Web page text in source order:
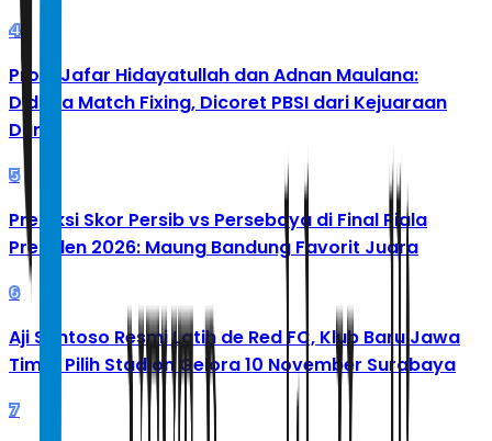
4
Profil Jafar Hidayatullah dan Adnan Maulana:
Diduga Match Fixing, Dicoret PBSI dari Kejuaraan
Dunia
5
Prediksi Skor Persib vs Persebaya di Final Piala
Presiden 2026: Maung Bandung Favorit Juara
6
Aji Santoso Resmi Latih de Red FC, Klub Baru Jawa
Timur Pilih Stadion Gelora 10 November Surabaya
7